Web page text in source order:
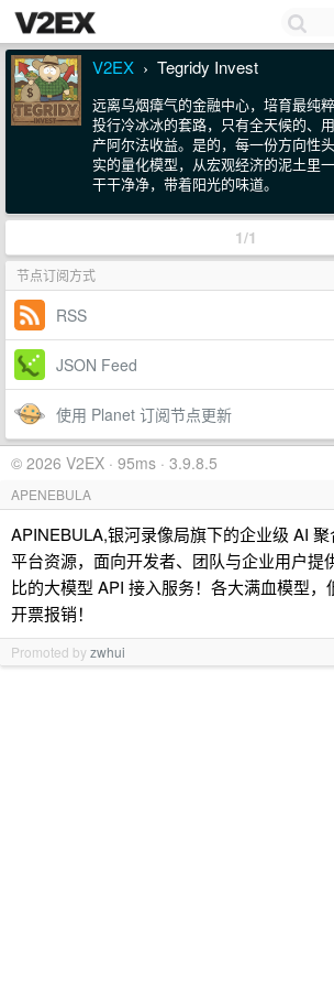
V2EX › Tegridy Invest
远离乌烟瘴气的金融中心，培育最纯
投行冷冰冰的套路，只有全天候的、
产阿尔法收益。是的，每一份方向性
实的量化模型，从宏观经济的泥土里
干干净净，带着阳光的味道。
1/1
节点订阅方式
RSS
JSON Feed
使用 Planet 订阅节点更新
© 2026 V2EX · 95ms · 3.9.8.5
APENEBULA
APINEBULA,银河录像局旗下的企业级 AI
平台资源，面向开发者、团队与企业用户提
比的大模型 API 接入服务！各大满血模型，
开票报销！
Promoted byzwhui